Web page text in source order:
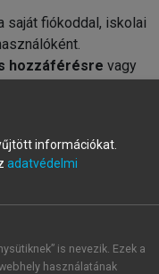
saját fiókoddal, iskolai
hozzáférésre vagy
új fiókot.
információkat.
adatvédelmi
is nevezik. Ezek a
használatának